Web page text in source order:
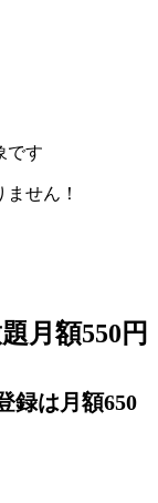
です
せん！
録は月額650